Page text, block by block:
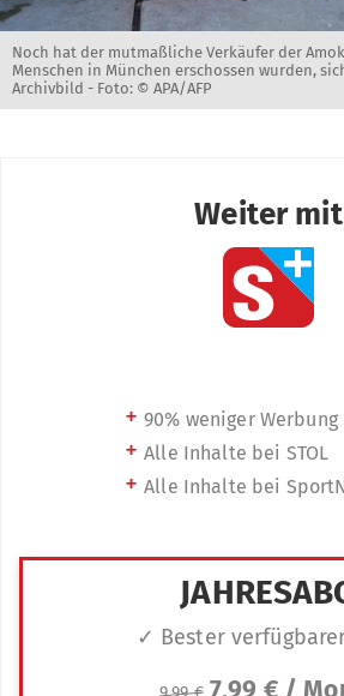
Noch hat der mutmaßliche Verkäufer der
Menschen in München erschossen wurden,
Archivbild - Foto: © APA/AFP